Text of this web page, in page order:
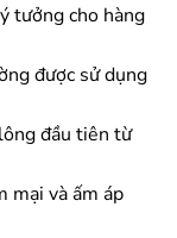
tưởng cho hàng
được sử dụng
đầu tiên từ
mại và ấm áp